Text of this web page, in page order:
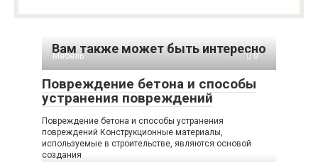
Вам также может быть интересно
Мебель 0
Повреждение бетона и способы
устранения повреждений
Повреждение бетона и способы устранения
повреждений Конструкционные материалы,
используемые в строительстве, являются основой
создания